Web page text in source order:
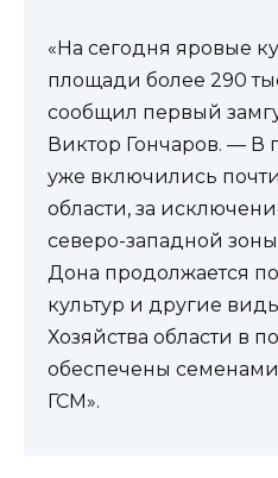
«На сегодня яровые
площади более 290
сообщил первый
Виктор Гончаров. —
уже включились
области, за
северо-западной
Дона продолжается
культур и другие
Хозяйства области в
обеспечены
ГСМ».